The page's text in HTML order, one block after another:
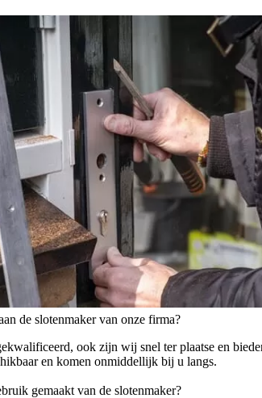
de slotenmaker van onze firma?
ook zijn wij snel ter plaatse en
en komen onmiddellijk bij u langs.
gemaakt van de slotenmaker?